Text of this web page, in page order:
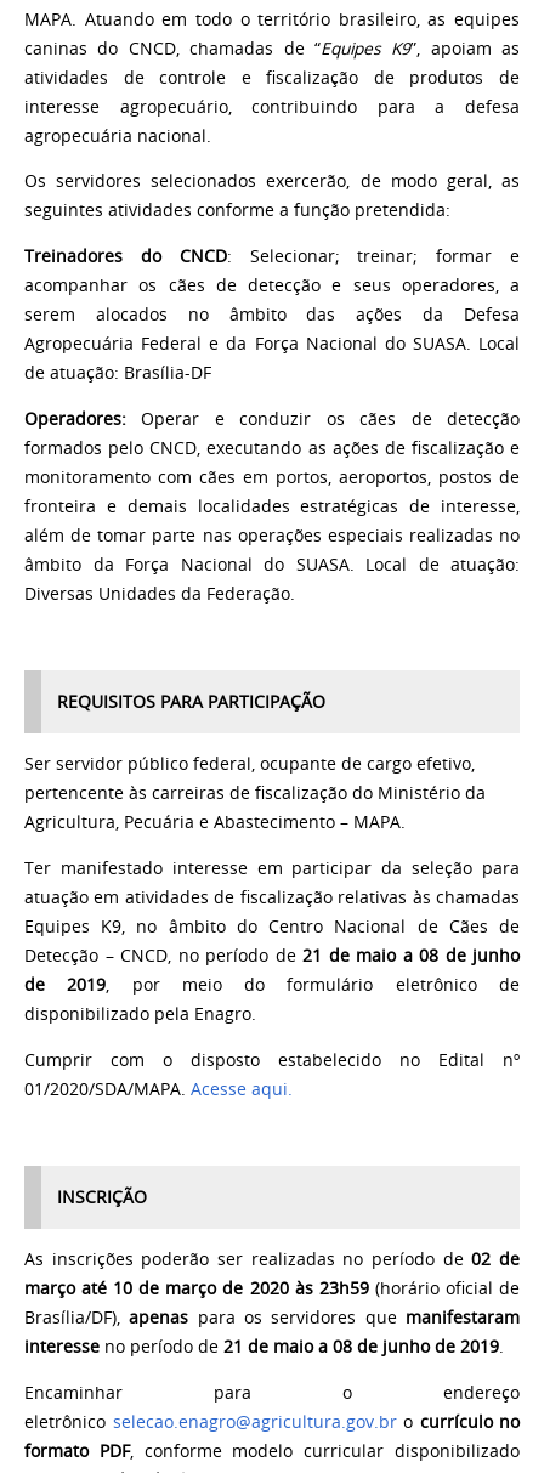
MAPA. Atuando em todo o território brasileiro, as equipes
caninas do CNCD, chamadas de “Equipes K9”, apoiam as
atividades de controle e fiscalização de produtos de
interesse agropecuário, contribuindo para a defesa
agropecuária nacional.
Os servidores selecionados exercerão, de modo geral, as
seguintes atividades conforme a função pretendida:
Treinadores do CNCD: Selecionar; treinar; formar e
acompanhar os cães de detecção e seus operadores, a
serem alocados no âmbito das ações da Defesa
Agropecuária Federal e da Força Nacional do SUASA. Local
de atuação: Brasília-DF
Operadores:
Operar e conduzir os cães de detecção
formados pelo CNCD, executando as ações de fiscalização e
monitoramento com cães em portos, aeroportos, postos de
fronteira e demais localidades estratégicas de interesse,
além de tomar parte nas operações especiais realizadas no
âmbito da Força Nacional do SUASA. Local de atuação:
Diversas Unidades da Federação.
REQUISITOS PARA PARTICIPAÇÃO
Ser servidor público federal, ocupante de cargo efetivo,
pertencente às carreiras de fiscalização do Ministério da
Agricultura, Pecuária e Abastecimento – MAPA.
Ter manifestado interesse em participar da seleção para
atuação em atividades de fiscalização relativas às chamadas
Equipes K9, no âmbito do Centro Nacional de Cães de
Detecção – CNCD, no período de 21 de maio a 08 de junho
de 2019, por meio do formulário eletrônico de
disponibilizado pela Enagro.
Cumprir com o disposto estabelecido no Edital nº
01/2020/SDA/MAPA. Acesse aqui.
INSCRIÇÃO
As inscrições poderão ser realizadas no período de02 de
março até 10 de março de 2020 às 23h59(horário oficial de
Brasília/DF),apenas para os servidores que manifestaram
interesse no período de 21 de maio a 08 de junho de 2019.
Encaminhar para o endereço
eletrônico selecao.enagro@agricultura.gov.bro currículo no
formato PDF, conforme modelo curricular disponibilizado